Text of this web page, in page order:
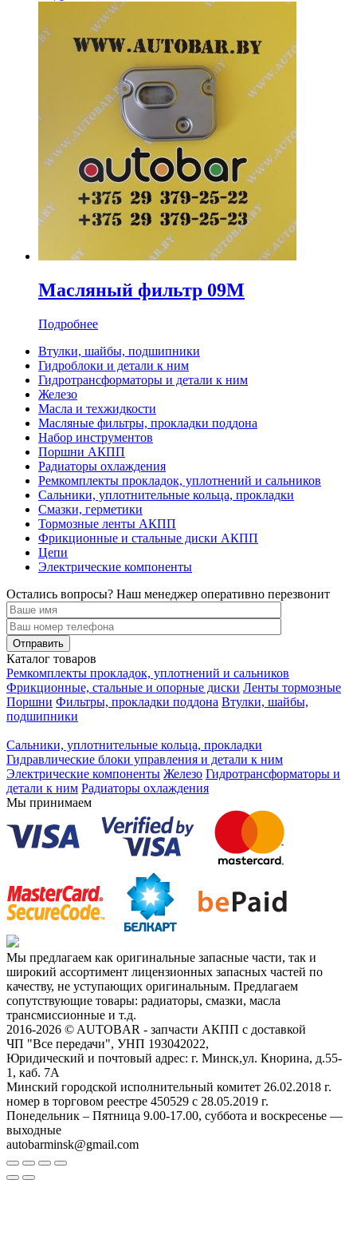
Масляный фильтр 09M
Подробнее
Втулки, шайбы, подшипники
Гидроблоки и детали к ним
Гидротрансформаторы и детали к ним
Железо
Масла и техжидкости
Масляные фильтры, прокладки поддона
Набор инструментов
Поршни АКПП
Радиаторы охлаждения
Ремкомплекты прокладок, уплотнений и сальников
Сальники, уплотнительные кольца, прокладки
Смазки, герметики
Тормозные ленты АКПП
Фрикционные и стальные диски АКПП
Цепи
Электрические компоненты
Остались вопросы? Наш менеджер оперативно перезвонит
Каталог товаров
Ремкомплекты прокладок, уплотнений и сальников
Фрикционные, стальные и опорные диски Ленты тормозные
Поршни Фильтры, прокладки поддона Втулки, шайбы,
подшипники
Сальники, уплотнительные кольца, прокладки
Гидравлические блоки управления и детали к ним
Электрические компоненты Железо Гидротрансформаторы и
детали к ним Радиаторы охлаждения
Мы принимаем
Мы предлагаем как оригинальные запасные части, так и
широкий ассортимент лицензионных запасных частей по
качеству, не уступающих оригинальным. Предлагаем
сопутствующие товары: радиаторы, смазки, масла
трансмиссионные и т.д.
2016-2026 © AUTOBAR - запчасти АКПП с доставкой
ЧП "Все передачи", УНП 193042022,
Юридический и почтовый адрес: г. Минск,ул. Кнорина, д.55-
1, каб. 7А
Минский городской исполнительный комитет 26.02.2018 г.
номер в торговом реестре 450529 с 28.05.2019 г.
Понедельник – Пятница 9.00-17.00, суббота и воскресенье —
выходные
autobarminsk@gmail.com